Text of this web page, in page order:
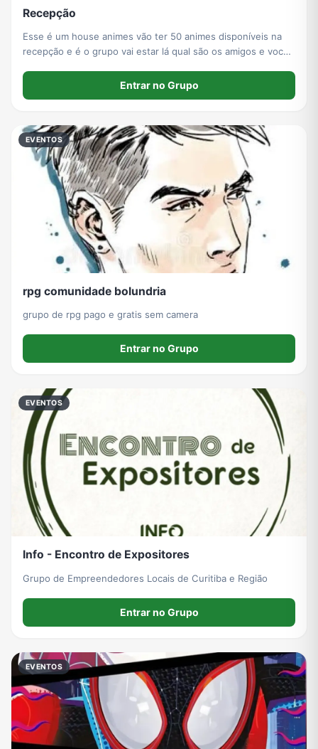
Recepção
Esse é um house animes vão ter 50 animes disponíveis na
recepção e é o grupo vai estar lá qual são os amigos e você
Entrar no Grupo
EVENTOS
rpg comunidade bolundria
grupo de rpg pago e gratis sem camera
Entrar no Grupo
EVENTOS
Info - Encontro de Expositores
Grupo de Empreendedores Locais de Curitiba e Região
Entrar no Grupo
EVENTOS